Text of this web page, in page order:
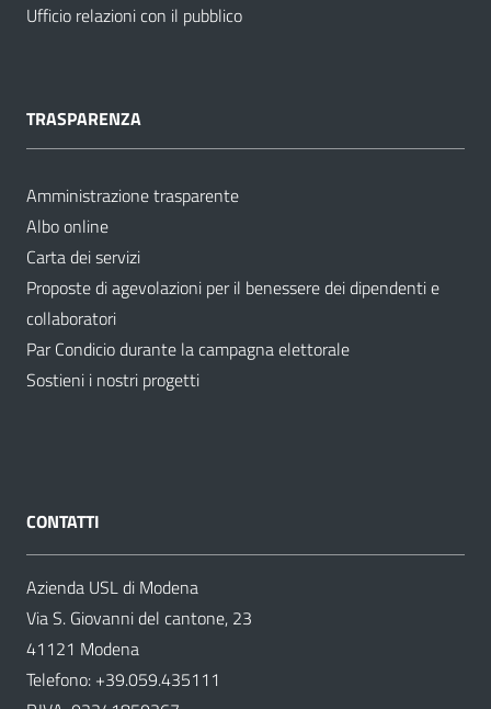
Ufficio relazioni con il pubblico
TRASPARENZA
Amministrazione trasparente
Albo online
Carta dei servizi
Proposte di agevolazioni per il benessere dei dipendenti e
collaboratori
Par Condicio durante la campagna elettorale
Sostieni i nostri progetti
CONTATTI
Azienda USL di Modena
Via S. Giovanni del cantone, 23
41121 Modena
Telefono: +39.059.435111